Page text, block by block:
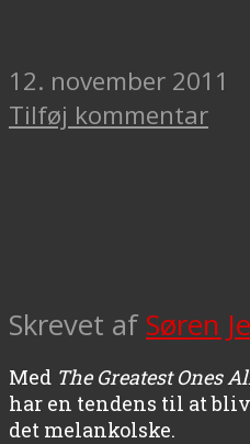
12. november 2011
Tilføj kommentar
Skrevet af Søren
Med The Greatest Ones
har en tendens til at
det melankolske.